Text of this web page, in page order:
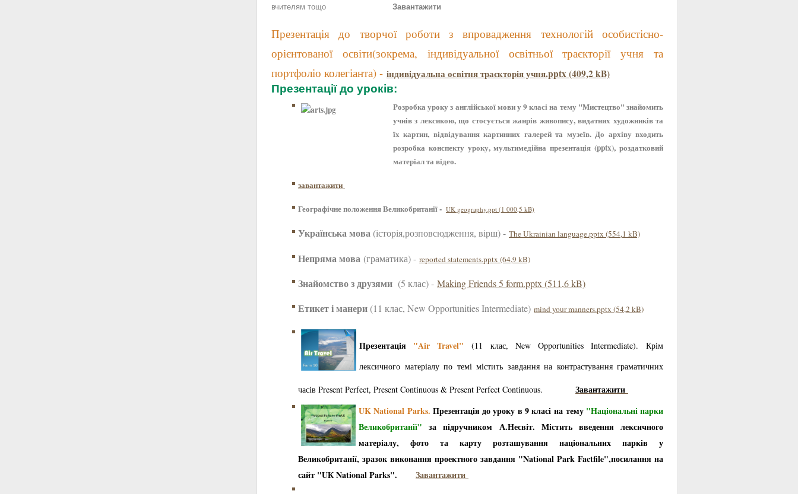
вчителям тощо
Завантажити
Презентація до творчої роботи з впровадження технологій особистісно-
орієнтованої освіти(зокрема, індивідуальної освітньої траєкторії учня та
портфоліо колегіанта) - індивідуальна освітня траєкторія учня.pptx (409,2 kB)
Презентації до уроків:
Розробка уроку з англійської мови у 9 класі на тему "Мистецтво" знайомить
учнів з лексикою, що стосується жанрів живопису, видатних художників та
їх картин, відвідування картинних галерей та музеїв. До архіву входить
розробка конспекту уроку, мультимедійна презентація (pptx), роздатковий
матеріал та відео.
завантажити
Географічне положення Великобританії - UK geography.ppt (1 000,5 kB)
Українська мова (історія,розповсюдження, вірш) - The Ukrainian language.pptx (554,1 kB)
Непряма мова (граматика) - reported statements.pptx (64,9 kB)
Знайомство з друзями (5 клас) - Making Friends 5 form.pptx (511,6 kB)
Етикет і манери (11 клас, New Opportunities Intermediate) mind your manners.pptx (54,2 kB)
Презентація "Air Travel"(11 клас, New Opportunities Intermediate). Крім
лексичного матеріалу по темі містить завдання на контрастування граматичних
часів Present Perfect, Present Continuous & Present Perfect Continuous.
Завантажити
UK National Parks. Презентація до уроку в 9 класі на тему "Національні парки
Великобританії" за підручником А.Несвіт. Містить введення лексичного
матеріалу, фото та карту розташування національних парків у
Великобританії, зразок виконання проектного завдання "National Park Factfile",посилання на
сайт "UК National Parks". Завантажити